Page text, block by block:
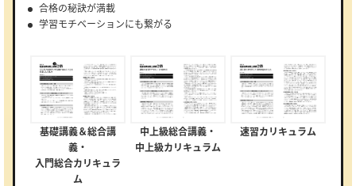
合格の秘訣が満載
学習モチベーションにも繋がる
基礎講義＆総合講
義・
入門総合カリキュラ
ム
中上級総合講義・
中上級カリキュラム
速習カリキュラム